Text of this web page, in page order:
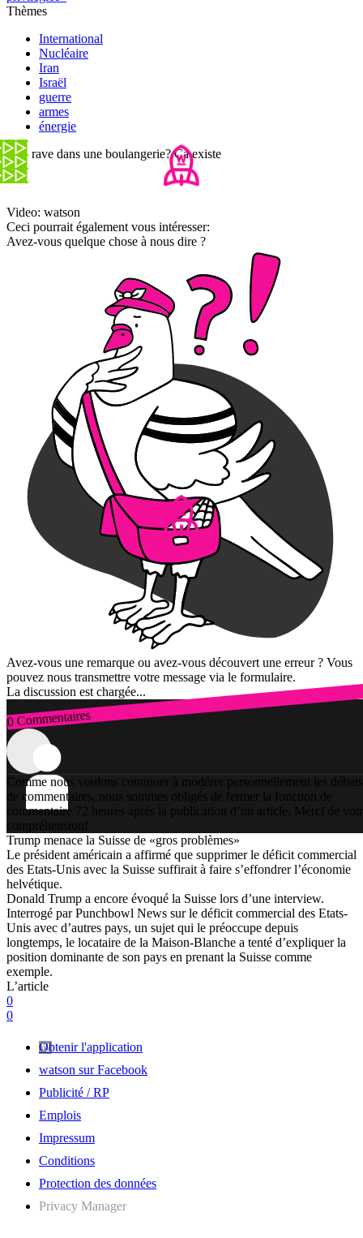
Thèmes
International
Nucléaire
Iran
Israël
guerre
armes
énergie
Une rave dans une boulangerie? Ça existe
Video: watson
Ceci pourrait également vous intéresser:
Avez-vous quelque chose à nous dire ?
Avez-vous une remarque ou avez-vous découvert une erreur ? Vous
pouvez nous transmettre votre message via le formulaire.
La discussion est chargée...
0 Commentaires
Connexion
Comme nous voulons continuer à modérer personnellement les débats
de commentaires, nous sommes obligés de fermer la fonction de
commentaire 72 heures après la publication d’un article. Merci de
compréhension!
Trump menace la Suisse de «gros problèmes»
Le président américain a affirmé que supprimer le déficit commercial
des Etats-Unis avec la Suisse suffirait à faire s’effondrer l’économie
helvétique.
Donald Trump a encore évoqué la Suisse lors d’une interview.
Interrogé par Punchbowl News sur le déficit commercial des Etats-
Unis avec d’autres pays, un sujet qui le préoccupe depuis
longtemps, le locataire de la Maison-Blanche a tenté d’expliquer la
position dominante de son pays en prenant la Suisse comme
exemple.
L’article
0
0
Obtenir l'application
watson sur Facebook
Publicité / RP
Emplois
Impressum
Conditions
Protection des données
Privacy Manager